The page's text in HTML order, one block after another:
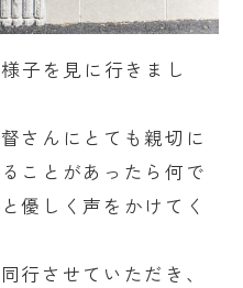
子を見に行きまし
さんにとても親切に
ことがあったら何で
優しく声をかけてく
行させていただき、